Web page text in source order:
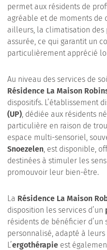
permet aux résidents de
agréable et de moments de
ailleurs, la climatisation des
assurée, ce qui garantit un
particulièrement apprécié
Au niveau des services de
Résidence La Maison
dispositifs. L’établissement
(UP), dédiée aux résidents
particulière en raison de
espace multi-sensoriel,
Snoezelen, est disponible,
destinées à stimuler les
promouvoir leur bien-être.
La Résidence La Maison
disposition les services d’un
résidents de bénéficier d’un
personnalisé, adapté à
L’ergothérapie est